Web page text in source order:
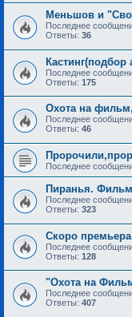
Меньшов и
Последнее
Ответы: 36
Кастинг(подбор
Последнее
Ответы: 175
Охота на
Последнее
Ответы: 46
Последнее
Пиранья.
Последнее
Ответы: 323
Скоро
Последнее
Ответы: 128
"Охота на
Последнее
Ответы: 407